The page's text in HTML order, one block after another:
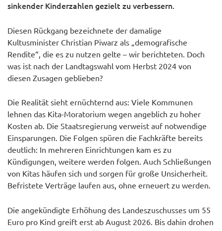
sinkender Kinderzahlen gezielt zu verbessern.
Diesen Rückgang bezeichnete der damalige
Kultusminister Christian Piwarz als „demografische
Rendite“, die es zu nutzen gelte – wir berichteten. Doch
was ist nach der Landtagswahl vom Herbst 2024 von
diesen Zusagen geblieben?
Die Realität sieht ernüchternd aus: Viele Kommunen
lehnen das Kita-Moratorium wegen angeblich zu hoher
Kosten ab. Die Staatsregierung verweist auf notwendige
Einsparungen. Die Folgen spüren die Fachkräfte bereits
deutlich: In mehreren Einrichtungen kam es zu
Kündigungen, weitere werden folgen. Auch Schließungen
von Kitas häufen sich und sorgen für große Unsicherheit.
Befristete Verträge laufen aus, ohne erneuert zu werden.
Die angekündigte Erhöhung des Landeszuschusses um 55
Euro pro Kind greift erst ab August 2026. Bis dahin drohen